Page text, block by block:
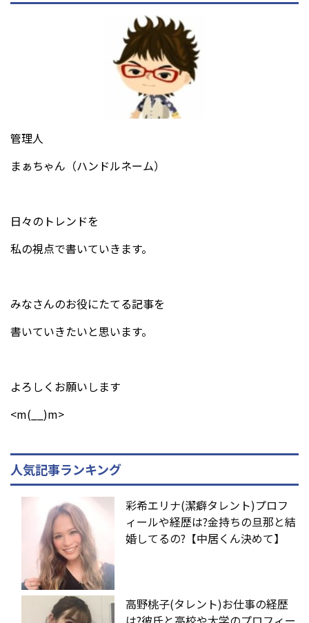
管理人
まぁちゃん（ハンドルネーム）
日々のトレンドを
私の視点で書いていきます。
みなさんのお役にたてる記事を
書いていきたいと思います。
よろしくお願いします
<m(__)m>
人気記事ランキング
彩希エリナ(潔癖タレント)プロフ
ィールや経歴は?金持ちの旦那と結
婚してるの?【中居くん決めて】
高野桃子(タレント)お仕事の経歴